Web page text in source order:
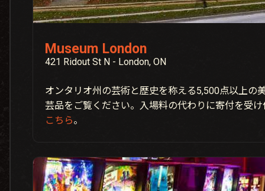
Museum London
421 Ridout St N - London, ON
オンタリオ州の芸術と歴史を称える5,500点以上の
芸品をご覧ください。入場料の代わりに寄付を受
こちら。